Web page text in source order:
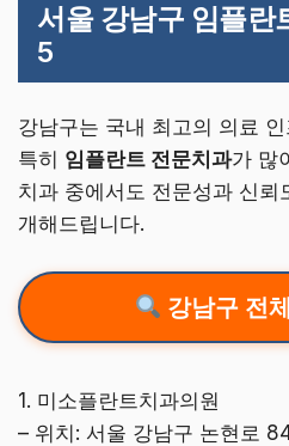
서울 강남구 임플란
5
강남구는 국내 최고의 의료
특히 임플란트 전문치과가 많
치과 중에서도 전문성과 신뢰
개해드립니다.
강남구 전
1. 미소플란트치과의원
– 위치: 서울 강남구 논현로